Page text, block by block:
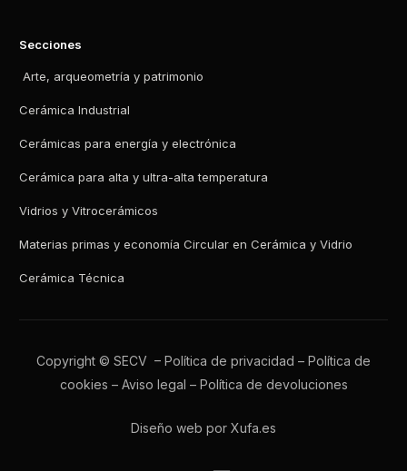
Secciones
Arte, arqueometría y patrimonio
Cerámica Industrial
Cerámicas para energía y electrónica
Cerámica para alta y ultra-alta temperatura
Vidrios y Vitrocerámicos
Materias primas y economía Circular en Cerámica y Vidrio
Cerámica Técnica
Copyright © SECV – Política de privacidad – Política de
cookies – Aviso legal – Política de devoluciones
Diseño web por Xufa.es